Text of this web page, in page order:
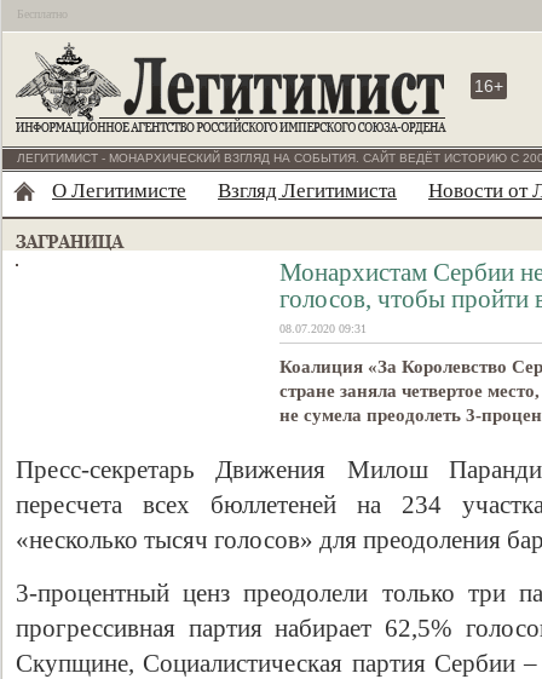
Бесплатно
16+
ЛЕГИТИМИСТ - МОНАРХИЧЕСКИЙ ВЗГЛЯД НА СОБЫТИЯ. САЙТ ВЕДЁТ ИСТОРИЮ С
О Легитимисте Взгляд Легитимиста Новости от
Монархистам Сербии
голосов, чтобы пройти
08.07.2020 09:31
Коалиция «За Королевство
стране заняла четвертое
не сумела преодолеть 3-
Пресс-секретарь Движения Милош
пересчета всех бюллетеней на 234
«несколько тысяч голосов» для преодоления
3-процентный ценз преодолели только три
прогрессивная партия набирает 62,5%
Скупщине, Социалистическая партия Сербии